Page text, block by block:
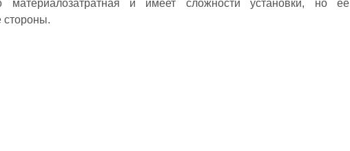
материалозатратная и имеет сложности установки, но её
стороны.